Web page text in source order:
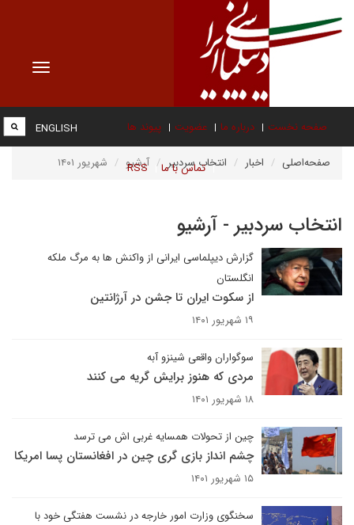
Toggle
صفحه نخست درباره ما عضویت پیوند ها
تماس با ما RSS
ENGLISH
صفحه‌اصلی اخبار انتخاب سردبیر آرشیو شهریور ۱۴۰۱
انتخاب سردبیر - آرشیو
گزارش دیپلماسی ایرانی از واکنش ها به مرگ ملکه
انگلستان
از سکوت ایران تا جشن در آرژانتین
۱۹ شهریور ۱۴۰۱
سوگواران واقعی شینزو آبه
مردی که هنوز برایش گریه می کنند
۱۸ شهریور ۱۴۰۱
چین از تحولات همسایه غربی اش می ترسد
چشم انداز بازی گری چین در افغانستان پسا امریکا
۱۵ شهریور ۱۴۰۱
سخنگوی وزارت امور خارجه در نشست هفتگی خود با